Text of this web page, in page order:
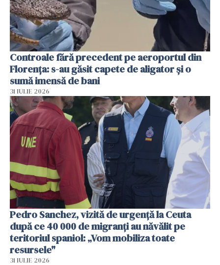
Controale fără precedent pe aeroportul din
Florența: s-au găsit capete de aligator și o
sumă imensă de bani
31 IULIE 2026
Pedro Sanchez, vizită de urgență la Ceuta
după ce 40 000 de migranți au năvălit pe
teritoriul spaniol: „Vom mobiliza toate
resursele"
31 IULIE 2026